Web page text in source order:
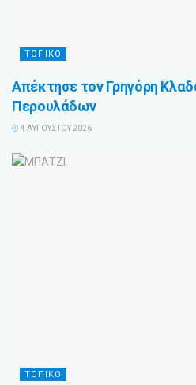
ΤΟΠΙΚΟ
Απέκτησε τον Γρηγόρη
Περουλάδων
4 ΑΥΓΟΎΣΤΟΥ 2026
ΤΟΠΙΚΟ